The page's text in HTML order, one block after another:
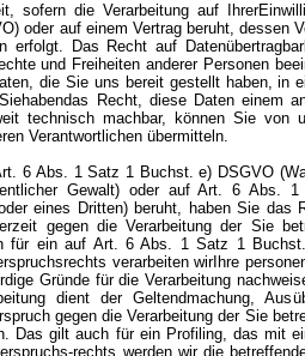
sofern die Verarbeitung auf
oder auf einem Vertrag beruht, dessen
erfolgt. Das Recht auf
und Freiheiten anderer Personen
die Sie uns bereit gestellt haben, in
Recht, diese Daten einem
technisch machbar, können Sie von
Verantwortlichen übermitteln.
6 Abs. 1 Satz 1 Buchst. e) DSGVO
Gewalt) oder auf Art. 6 Abs.
eines Dritten) beruht, haben Sie das
gegen die Verarbeitung der Sie
für ein auf Art. 6 Abs. 1 Satz 1
verarbeiten wirIhre
Gründe für die Verarbeitung
dient der Geltendmachung,
gegen die Verarbeitung der Sie
Das gilt auch für ein Profiling, das mit
rechts werden wir die